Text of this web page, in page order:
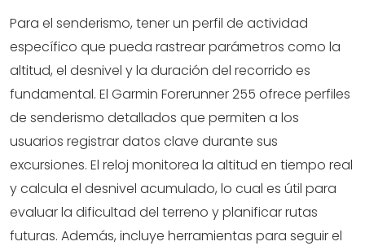
Para el senderismo, tener un perfil de actividad
específico que pueda rastrear parámetros como la
altitud, el desnivel y la duración del recorrido es
fundamental. El Garmin Forerunner 255 ofrece perfiles
de senderismo detallados que permiten a los
usuarios registrar datos clave durante sus
excursiones. El reloj monitorea la altitud en tiempo real
y calcula el desnivel acumulado, lo cual es útil para
evaluar la dificultad del terreno y planificar rutas
futuras. Además, incluye herramientas para seguir el